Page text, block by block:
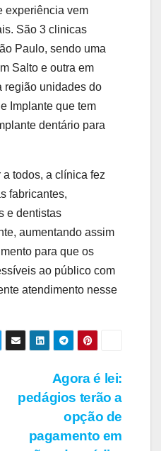
experiência vem
São 3 clinicas
Paulo, sendo uma
Salto e outra em
região unidades do
Implante que tem
dentário para
todos, a clínica fez
fabricantes,
e dentistas
aumentando assim
para que os
ao público com
atendimento nesse
Agora é lei:
pedágios terão a
opção de
pagamento em